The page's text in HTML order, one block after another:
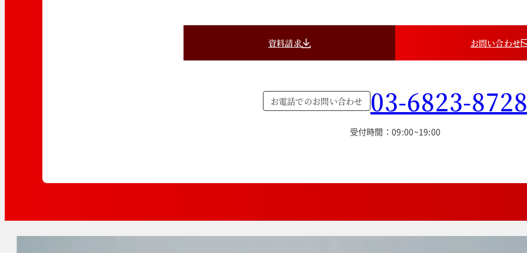
資料請求 お問い合わせ
お電話でのお問い合わせ 03-6823-
受付時間：09:00~19:00